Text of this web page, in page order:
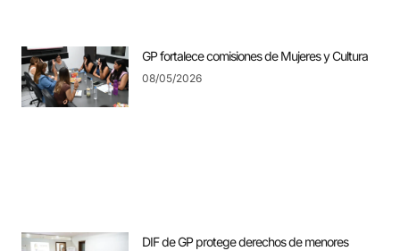
GP fortalece comisiones de Mujeres y Cultura
08/05/2026
DIF de GP protege derechos de menores